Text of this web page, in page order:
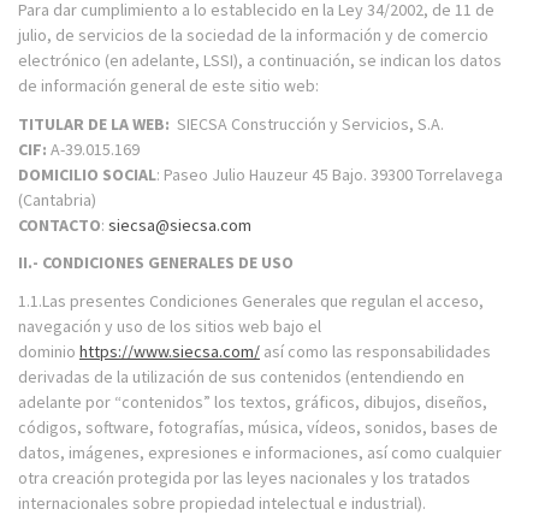
Para dar cumplimiento a lo establecido en la Ley 34/2002, de 11 de
julio, de servicios de la sociedad de la información y de comercio
electrónico (en adelante, LSSI), a continuación, se indican los datos
de información general de este sitio web:
TITULAR DE LA WEB: SIECSA Construcción y Servicios, S.A.
CIF: A-39.015.169
DOMICILIO SOCIAL: Paseo Julio Hauzeur 45 Bajo. 39300 Torrelavega
(Cantabria)
CONTACTO: siecsa@siecsa.com
II.- CONDICIONES GENERALES DE USO
1.1.Las presentes Condiciones Generales que regulan el acceso,
navegación y uso de los sitios web bajo el
dominio https://www.siecsa.com/ así como las responsabilidades
derivadas de la utilización de sus contenidos (entendiendo en
adelante por “contenidos” los textos, gráficos, dibujos, diseños,
códigos, software, fotografías, música, vídeos, sonidos, bases de
datos, imágenes, expresiones e informaciones, así como cualquier
otra creación protegida por las leyes nacionales y los tratados
internacionales sobre propiedad intelectual e industrial).